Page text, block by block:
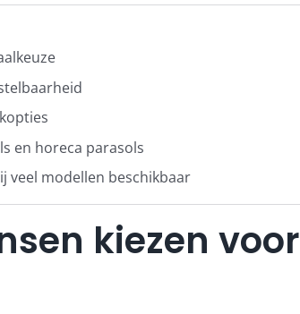
en horeca parasols
veel modellen beschikbaar
kiezen voor